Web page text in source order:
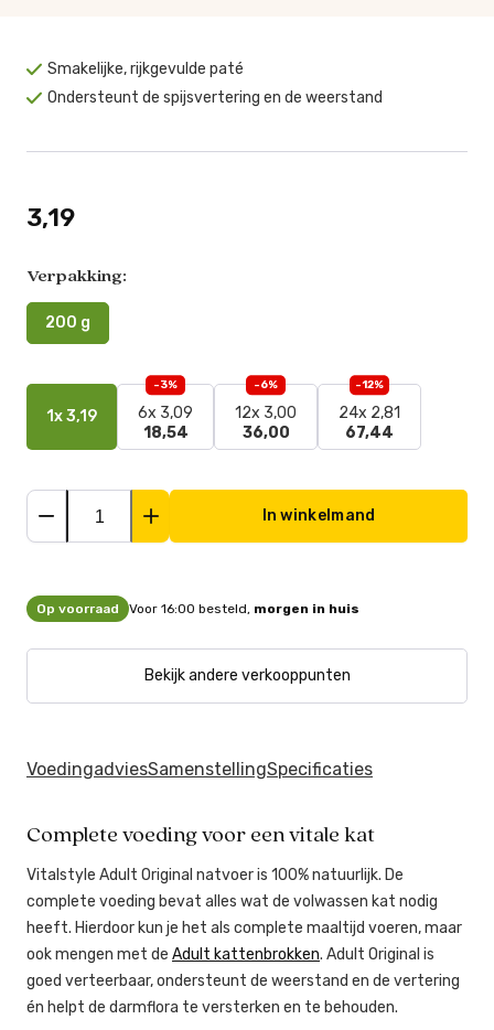
Smakelijke, rijkgevulde paté
Ondersteunt de spijsvertering en de weerstand
Verpakking:
200 g
1x 3,19
-3%
6x 3,09
18,54
-6%
12x 3,00
36,00
-12%
24x 2,81
67,44
3,19
In winkelmand
Op voorraad Voor 16:00 besteld, morgen in huis
Bekijk andere verkooppunten
VoedingadviesSamenstellingSpecificaties
Complete voeding voor een vitale kat
Vitalstyle Adult Original natvoer is 100% natuurlijk. De
complete voeding bevat alles wat de volwassen kat nodig
heeft. Hierdoor kun je het als complete maaltijd voeren, maar
ook mengen met de Adult kattenbrokken. Adult Original is
goed verteerbaar, ondersteunt de weerstand en de vertering
én helpt de darmflora te versterken en te behouden.